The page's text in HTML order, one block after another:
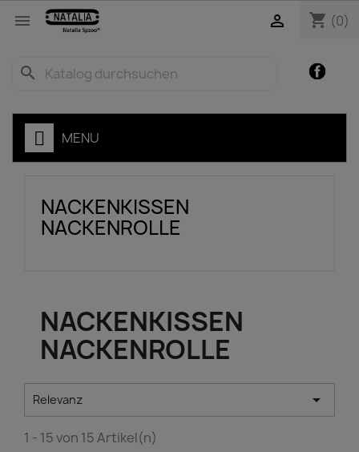
 shopping_cart (0)

search
MENU
NACKENKISSEN
NACKENROLLE
NACKENKISSEN
NACKENROLLE
Relevanz 
1 - 15 von 15 Artikel(n)